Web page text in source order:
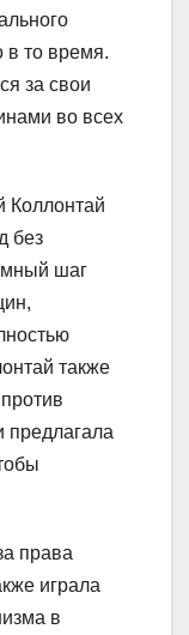
в то время.
за свои
во всех
Коллонтай
без
шаг
также
права
играла
в